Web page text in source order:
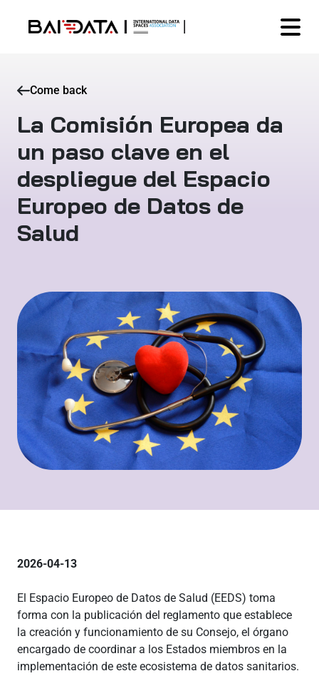
Come back
La Comisión Europea da
un paso clave en el
despliegue del Espacio
Europeo de Datos de
Salud
2026-04-13
El Espacio Europeo de Datos de Salud (EEDS) toma
forma con la publicación del reglamento que establece
la creación y funcionamiento de su Consejo, el órgano
encargado de coordinar a los Estados miembros en la
implementación de este ecosistema de datos sanitarios.